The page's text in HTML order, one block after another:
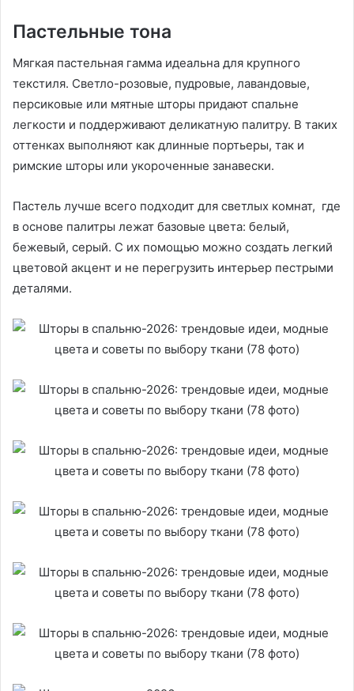
Пастельные тона
Мягкая пастельная гамма идеальна для крупного
текстиля. Светло-розовые, пудровые, лавандовые,
персиковые или мятные шторы придают спальне
легкости и поддерживают деликатную палитру. В таких
оттенках выполняют как длинные портьеры, так и
римские шторы или укороченные занавески.
Пастель лучше всего подходит для светлых комнат, где
в основе палитры лежат базовые цвета: белый,
бежевый, серый. С их помощью можно создать легкий
цветовой акцент и не перегрузить интерьер пестрыми
деталями.